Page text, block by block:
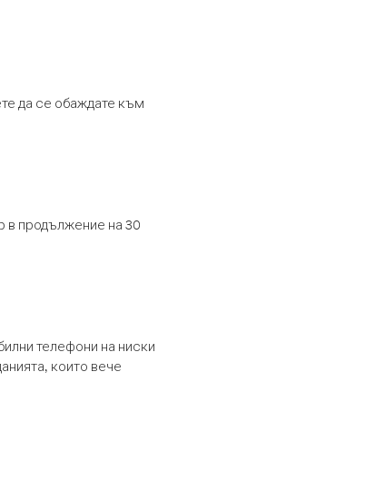
да се обаждате към
в продължение на 30
телефони на ниски
които вече